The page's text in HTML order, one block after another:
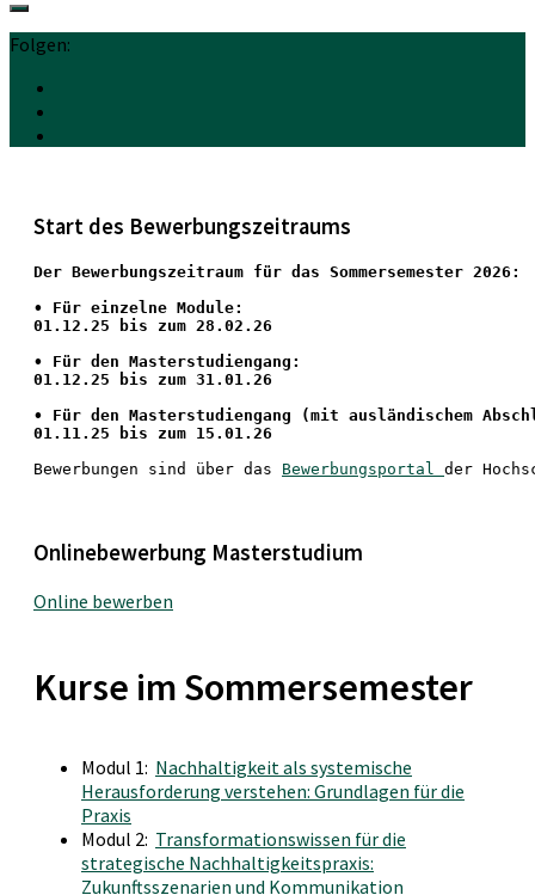
Folgen:
Start des Bewerbungszeitraums
Der Bewerbungszeitraum für das Sommersemester 2026:
• Für einzelne Module:
01.12.25 bis zum 28.02.26
• Für den Masterstudiengang:
01.12.25 bis zum 31.01.26
• Für den Masterstudiengang (mit ausländischem
01.11.25 bis zum 15.01.26
Bewerbungen sind über das Bewerbungsportal der
Onlinebewerbung Masterstudium
Online bewerben
Kurse im Sommersemester
Modul 1: Nachhaltigkeit als systemische
Herausforderung verstehen: Grundlagen für die
Praxis
Modul 2: Transformationswissen für die
strategische Nachhaltigkeitspraxis:
Zukunftsszenarien und Kommunikation